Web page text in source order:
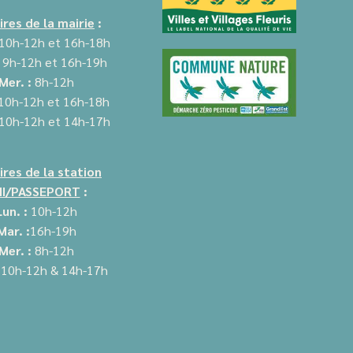
de la mairie :
12h et 16h-18h
9h-12h et 16h-19h
: 8h-12h
h-12h et 16h-18h
12h et 14h-17h
de la station
PASSEPORT :
: 10h-12h
:16h-19h
: 8h-12h
10h-12h & 14h-17h